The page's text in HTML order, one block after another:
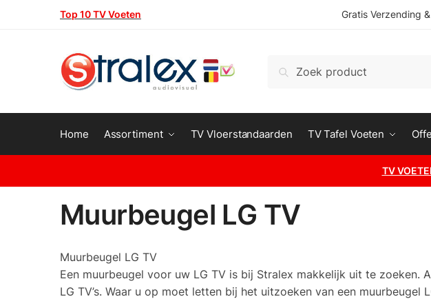
Top 10 TV Voeten Gratis Verzending
naar:
Home Assortiment TV Vloerstandaarden TV Tafel Voeten
TV
Muurbeugel LG TV
Muurbeugel LG TV
Een muurbeugel voor uw LG TV is bij Stralex makkelijk uit te zoeken.
LG TV’s. Waar u op moet letten bij het uitzoeken van een